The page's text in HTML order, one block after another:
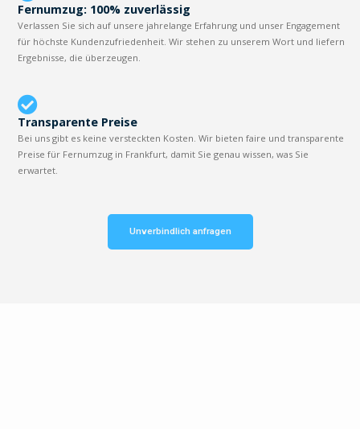
Fernumzug: 100% zuverlässig
Verlassen Sie sich auf unsere jahrelange Erfahrung und unser Engagement
für höchste Kundenzufriedenheit. Wir stehen zu unserem Wort und liefern
Ergebnisse, die überzeugen.
Transparente Preise
Bei uns gibt es keine versteckten Kosten. Wir bieten faire und transparente
Preise für Fernumzug in Frankfurt, damit Sie genau wissen, was Sie
erwartet.
Unverbindlich anfragen